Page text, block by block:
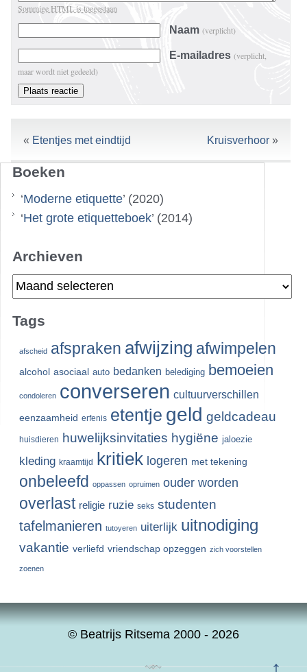
Sommige HTML is toegestaan
Naam (verplicht)
E-mailadres (verplicht,
maar wordt niet gedeeld)
« Etentjes met eindtijd Kruisverhoor»
Boeken
‘Moderne etiquette’ (2020)
‘Het grote etiquetteboek’ (2014)
Archieven
Archieven
Tags
afscheid afspraken afwijzing afwimpelen
alcohol asociaal auto bedanken belediging bemoeien
condoleren converseren cultuurverschillen
eenzaamheid erfenis etentje geld geldcadeau
huisdieren huwelijksinvitaties hygiëne jaloezie
kleding kraamtijd kritiek logeren met tekening
onbeleefd oppassen opruimen ouder worden
overlast religie ruzie seks studenten
tafelmanieren tutoyeren uiterlijk uitnodiging
vakantie verliefd vriendschap opzeggen zich voorstellen
zoenen
© Beatrijs Ritsema 2000 - 2026